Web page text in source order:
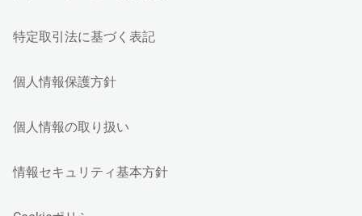
特定取引法に基づく表記
個人情報保護方針
個人情報の取り扱い
情報セキュリティ基本方針